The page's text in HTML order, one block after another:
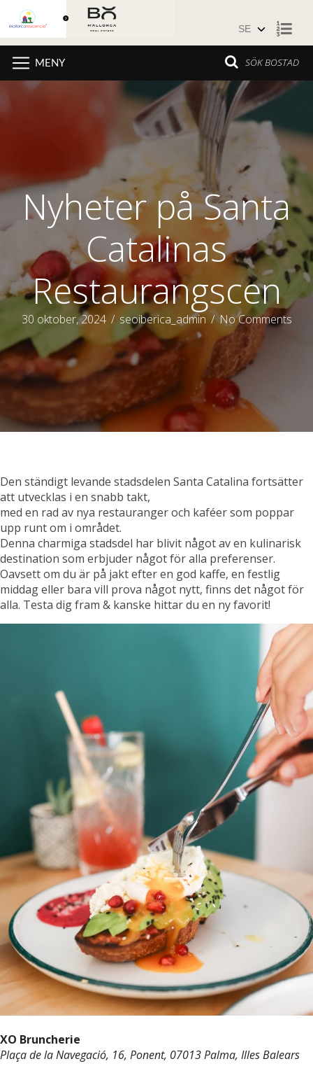
SÖK BOSTAD
MENY
Nyheter på Santa
Catalinas
Restaurangscen
30 oktober, 2024 / seoiberica_admin /No Comments
Den ständigt levande stadsdelen Santa Catalina fortsätter
att utvecklas i en snabb takt,
med en rad av nya restauranger och kaféer som poppar
upp runt om i området.
Denna charmiga stadsdel har blivit något av en kulinarisk
destination som erbjuder något för alla preferenser.
Oavsett om du är på jakt efter en god kaffe, en festlig
middag eller bara vill prova något nytt, finns det något för
alla. Testa dig fram & kanske hittar du en ny favorit!
XO Bruncherie
Plaça de la Navegació, 16, Ponent, 07013 Palma, Illes Balears